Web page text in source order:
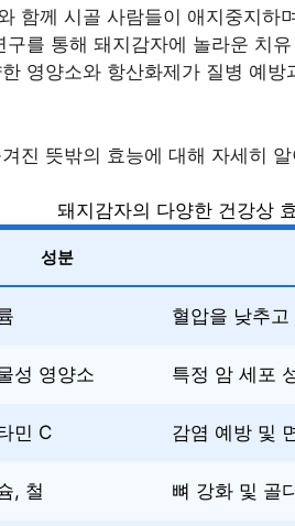
함께 시골 사람들이 애지중지하
를 통해 돼지감자에 놀라운 치
영양소와 항산화제가 질병 예
진 뜻밖의 효능에 대해 자세히
돼지감자의 다양한 건강상
성분
혈압을 낮추
성 영양소 특정 암 세포
민 C 감염 예방 및
, 철 뼈 강화 및 골